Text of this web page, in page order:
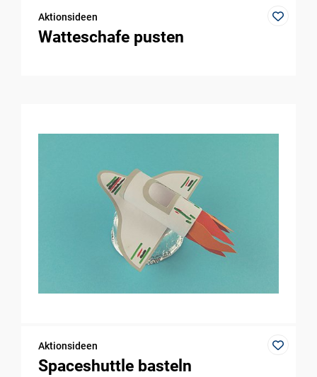
Aktionsideen
Watteschafe pusten
Aktionsideen
Spaceshuttle basteln